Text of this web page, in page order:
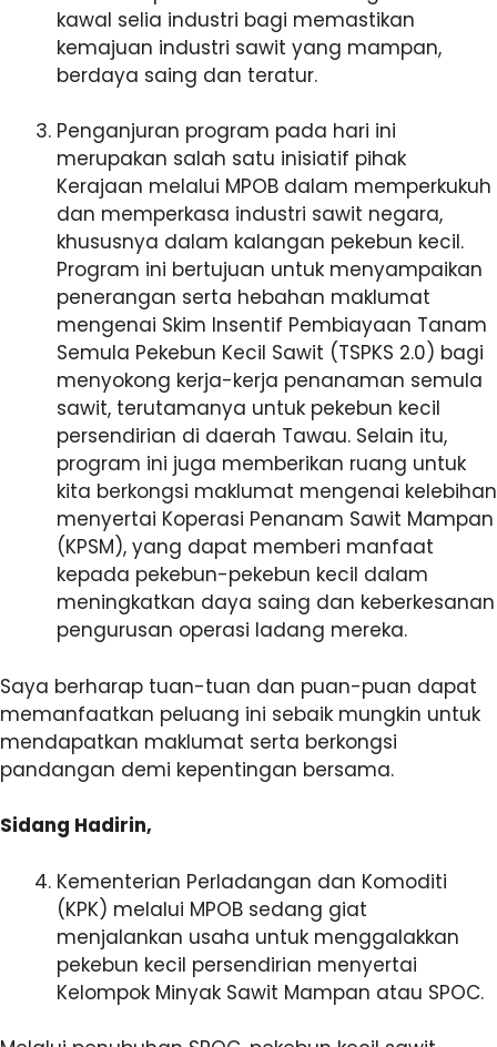
kawal selia industri bagi memastikan
kemajuan industri sawit yang mampan,
berdaya saing dan teratur.
Penganjuran program pada hari ini
merupakan salah satu inisiatif pihak
Kerajaan melalui MPOB dalam memperkukuh
dan memperkasa industri sawit negara,
khususnya dalam kalangan pekebun kecil.
Program ini bertujuan untuk menyampaikan
penerangan serta hebahan maklumat
mengenai Skim Insentif Pembiayaan Tanam
Semula Pekebun Kecil Sawit (TSPKS 2.0) bagi
menyokong kerja-kerja penanaman semula
sawit, terutamanya untuk pekebun kecil
persendirian di daerah Tawau. Selain itu,
program ini juga memberikan ruang untuk
kita berkongsi maklumat mengenai kelebihan
menyertai Koperasi Penanam Sawit Mampan
(KPSM), yang dapat memberi manfaat
kepada pekebun-pekebun kecil dalam
meningkatkan daya saing dan keberkesanan
pengurusan operasi ladang mereka.
Saya berharap tuan-tuan dan puan-puan dapat
memanfaatkan peluang ini sebaik mungkin untuk
mendapatkan maklumat serta berkongsi
pandangan demi kepentingan bersama.
Sidang Hadirin,
Kementerian Perladangan dan Komoditi
(KPK) melalui MPOB sedang giat
menjalankan usaha untuk menggalakkan
pekebun kecil persendirian menyertai
Kelompok Minyak Sawit Mampan atau SPOC.